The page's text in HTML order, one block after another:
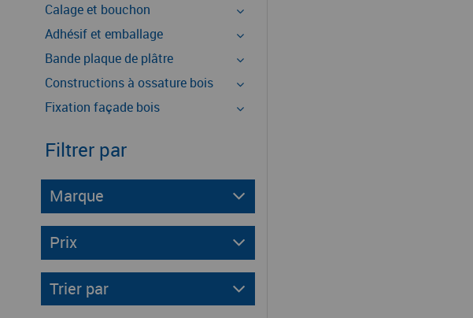
Calage et bouchon
Adhésif et emballage
Bande plaque de plâtre
Constructions à ossature bois
Fixation façade bois
Filtrer par
Marque
Prix
Trier par